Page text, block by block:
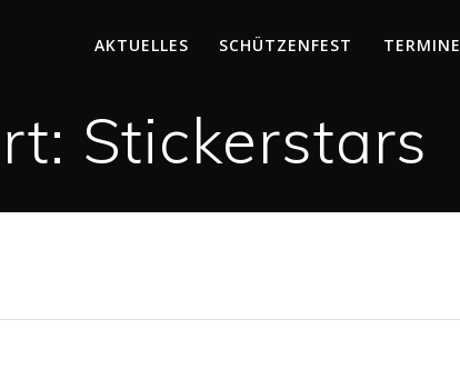
AKTUELLES SCHÜTZENFEST TERMINE
Stickerstars